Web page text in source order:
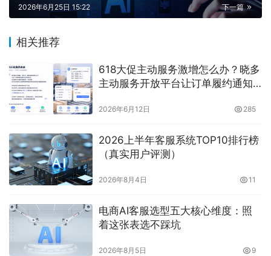
下一篇
2026年6月25日 15:22
相关推荐
618大促主动服务激增怎么办？晓多
主动服务开放平台让订单履约通知
级触达”！
2026年6月12日 285
2026上半年客服系统TOP10排行榜
（真实用户评测）
2026年8月4日 11
电商AI客服选型五大核心维度：照
着这张表选不踩坑
2026年8月5日 9